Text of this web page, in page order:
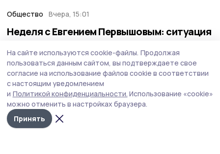
Общество Вчера, 15:01
Неделя с Евгением Первышовым: ситуация
приоритеты образования
Губернатор держит на контроле ситуацию с бензином,
требует навести порядок с мусором в Тамбове.
На сайте используются cookie-файлы. Продолжая
пользоваться данным сайтом, вы подтверждаете свое
согласие на использование файлов cookie в соответствии
с настоящим уведомлением
и Политикой конфиденциальности. Использование «cookie»
можно отменить в настройках браузера.
Принять